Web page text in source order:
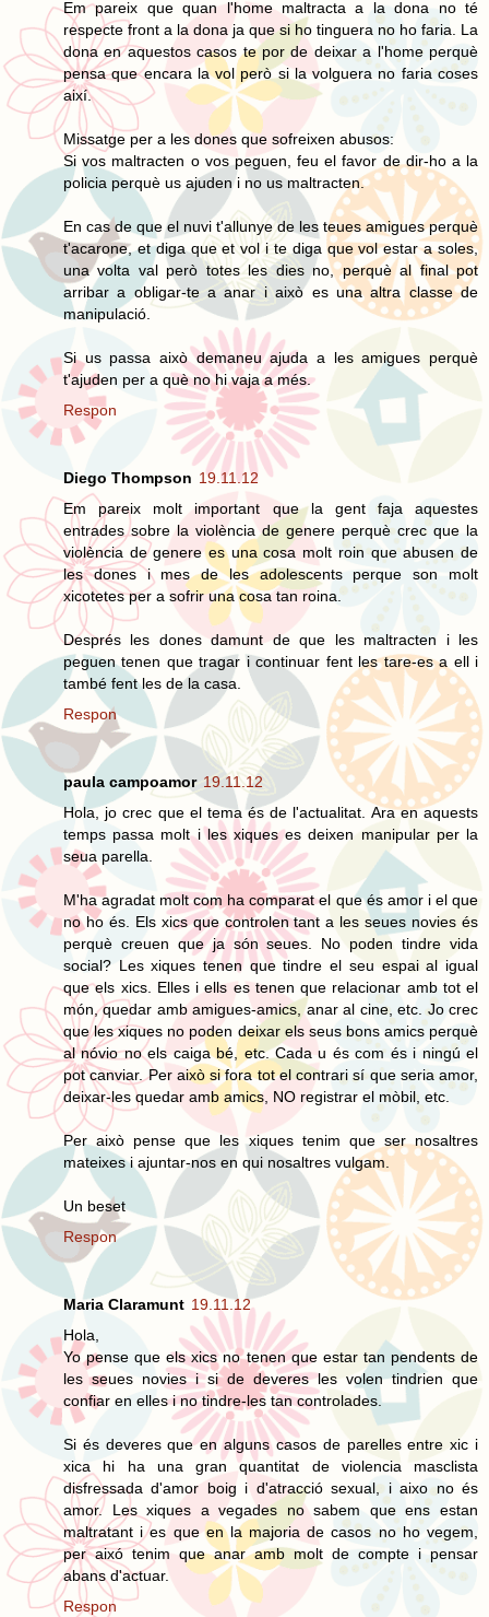
Em pareix que quan l'home maltracta a la dona no té
respecte front a la dona ja que si ho tinguera no ho faria. La
dona en aquestos casos te por de deixar a l'home perquè
pensa que encara la vol però si la volguera no faria coses
així.
Missatge per a les dones que sofreixen abusos:
Si vos maltracten o vos peguen, feu el favor de dir-ho a la
policia perquè us ajuden i no us maltracten.
En cas de que el nuvi t'allunye de les teues amigues perquè
t'acarone, et diga que et vol i te diga que vol estar a soles,
una volta val però totes les dies no, perquè al final pot
arribar a obligar-te a anar i això es una altra classe de
manipulació.
Si us passa això demaneu ajuda a les amigues perquè
t'ajuden per a què no hi vaja a més.
Respon
Diego Thompson 19.11.12
Em pareix molt important que la gent faja aquestes
entrades sobre la violència de genere perquè crec que la
violència de genere es una cosa molt roin que abusen de
les dones i mes de les adolescents perque son molt
xicotetes per a sofrir una cosa tan roina.
Després les dones damunt de que les maltracten i les
peguen tenen que tragar i continuar fent les tare-es a ell i
també fent les de la casa.
Respon
paula campoamor 19.11.12
Hola, jo crec que el tema és de l'actualitat. Ara en aquests
temps passa molt i les xiques es deixen manipular per la
seua parella.
M'ha agradat molt com ha comparat el que és amor i el que
no ho és. Els xics que controlen tant a les seues novies és
perquè creuen que ja són seues. No poden tindre vida
social? Les xiques tenen que tindre el seu espai al igual
que els xics. Elles i ells es tenen que relacionar amb tot el
món, quedar amb amigues-amics, anar al cine, etc. Jo crec
que les xiques no poden deixar els seus bons amics perquè
al nóvio no els caiga bé, etc. Cada u és com és i ningú el
pot canviar. Per això si fora tot el contrari sí que seria amor,
deixar-les quedar amb amics, NO registrar el mòbil, etc.
Per això pense que les xiques tenim que ser nosaltres
mateixes i ajuntar-nos en qui nosaltres vulgam.
Un beset
Respon
Maria Claramunt 19.11.12
Hola,
Yo pense que els xics no tenen que estar tan pendents de
les seues novies i si de deveres les volen tindrien que
confiar en elles i no tindre-les tan controlades.
Si és deveres que en alguns casos de parelles entre xic i
xica hi ha una gran quantitat de violencia masclista
disfressada d'amor boig i d'atracció sexual, i aixo no és
amor. Les xiques a vegades no sabem que ens estan
maltratant i es que en la majoria de casos no ho vegem,
per aixó tenim que anar amb molt de compte i pensar
abans d'actuar.
Respon